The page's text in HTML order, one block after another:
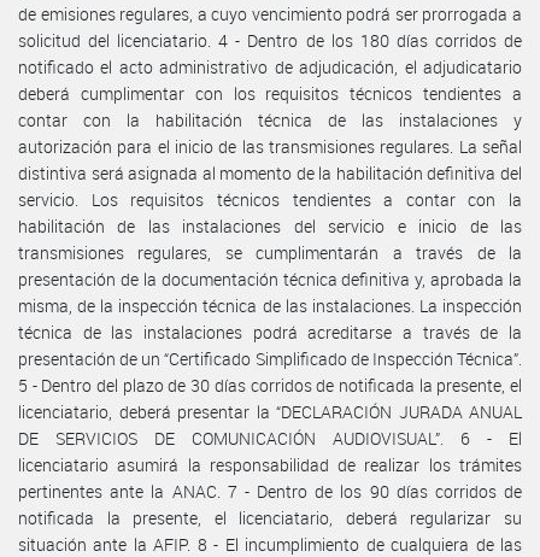
de emisiones regulares, a cuyo vencimiento podrá ser prorrogada a
solicitud del licenciatario. 4 - Dentro de los 180 días corridos de
notificado el acto administrativo de adjudicación, el adjudicatario
deberá cumplimentar con los requisitos técnicos tendientes a
contar con la habilitación técnica de las instalaciones y
autorización para el inicio de las transmisiones regulares. La señal
distintiva será asignada al momento de la habilitación definitiva del
servicio. Los requisitos técnicos tendientes a contar con la
habilitación de las instalaciones del servicio e inicio de las
transmisiones regulares, se cumplimentarán a través de la
presentación de la documentación técnica definitiva y, aprobada la
misma, de la inspección técnica de las instalaciones. La inspección
técnica de las instalaciones podrá acreditarse a través de la
presentación de un “Certificado Simplificado de Inspección Técnica”.
5 - Dentro del plazo de 30 días corridos de notificada la presente, el
licenciatario, deberá presentar la “DECLARACIÓN JURADA ANUAL
DE SERVICIOS DE COMUNICACIÓN AUDIOVISUAL”. 6 - El
licenciatario asumirá la responsabilidad de realizar los trámites
pertinentes ante la ANAC. 7 - Dentro de los 90 días corridos de
notificada la presente, el licenciatario, deberá regularizar su
situación ante la AFIP. 8 - El incumplimiento de cualquiera de las